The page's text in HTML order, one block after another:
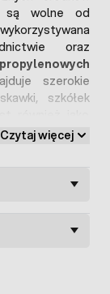
są wolne od
oraz
szerokie
szkółek
grys, czy
przepuszcza
prawidłowy
Czytaj więcej